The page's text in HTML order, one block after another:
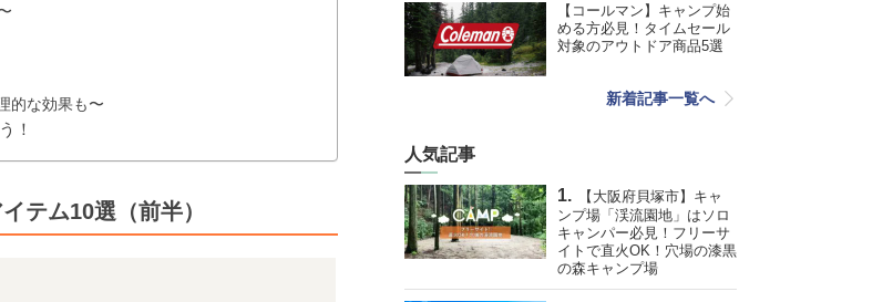
的な効果も〜
！
テム10選（前半）
【コールマン】キャンプ始
める方必見！タイムセール
対象のアウトドア商品5選
新着記事一覧へ
人気記事
【大阪府貝塚市】キャ
ンプ場「渓流園地」はソロ
キャンパー必見！フリーサ
イトで直火OK！穴場の漆黒
の森キャンプ場